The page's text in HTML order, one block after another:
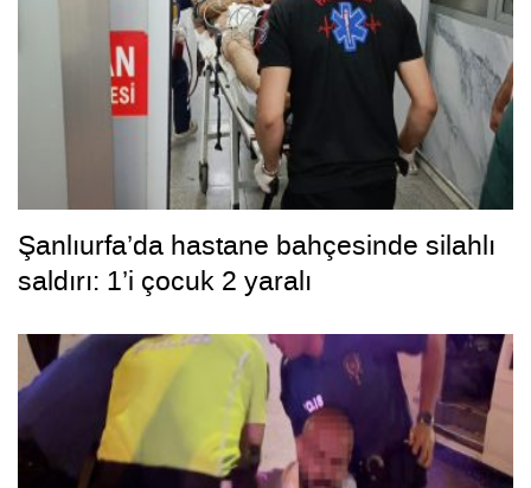
Şanlıurfa’da hastane bahçesinde silahlı
saldırı: 1’i çocuk 2 yaralı